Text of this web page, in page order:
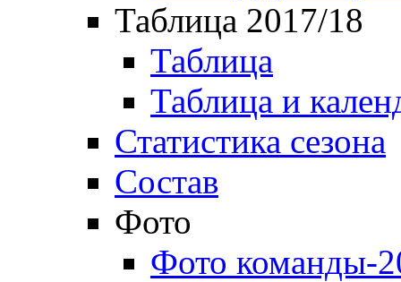
Таблица 2017/18
Таблица
Таблица и
Статистика сезона
Состав
Фото
Фото команды-